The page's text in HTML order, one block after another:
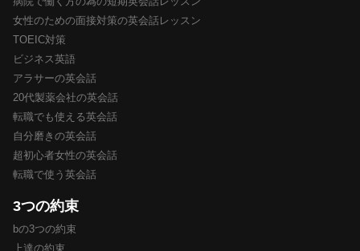
女性のための面接対策の英会話レッスン
TOEIC対策
ビジネス英語
アラサーの英会話
20代製薬会社の英会話
転職でも使える英会話
自分磨きの英会話
超初心者女性の英会話
転職で使う英会話
3つの約束
bの3つの約束
上達の約束